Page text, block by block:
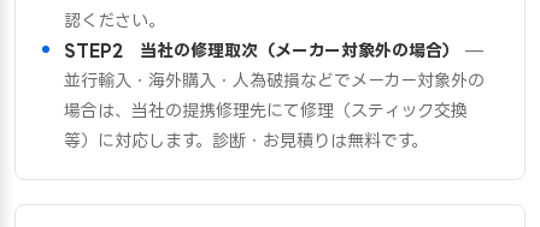
認ください。
STEP2 当社の修理取次（メーカー対象外の場合）
—
並行輸入・海外購入・人為破損などでメーカー対象外の
場合は、当社の提携修理先にて修理（スティック交換
等）に対応します。診断・お見積りは無料です。